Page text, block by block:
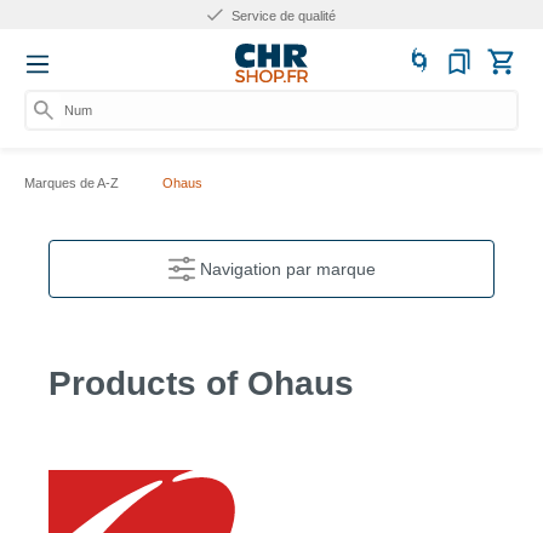
Service de qualité
Numé
Marques de A-Z Ohaus
Navigation par marque
Products of Ohaus